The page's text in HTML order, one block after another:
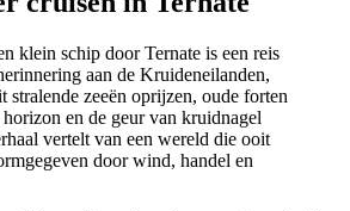
klein schip door Ternate is een reis
aan de Kruideneilanden,
stralende zeeën oprijzen, oude forten
en de geur van kruidnagel
vertelt van een wereld die ooit
door wind, handel en